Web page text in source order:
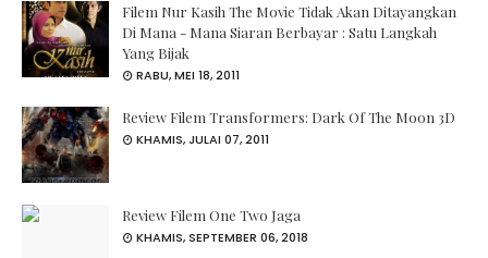
Filem Nur Kasih The Movie Tidak Akan Ditayangkan
Di Mana - Mana Siaran Berbayar : Satu Langkah
Yang Bijak
RABU, MEI 18, 2011
Review Filem Transformers: Dark Of The Moon 3D
KHAMIS, JULAI 07, 2011
Review Filem One Two Jaga
KHAMIS, SEPTEMBER 06, 2018